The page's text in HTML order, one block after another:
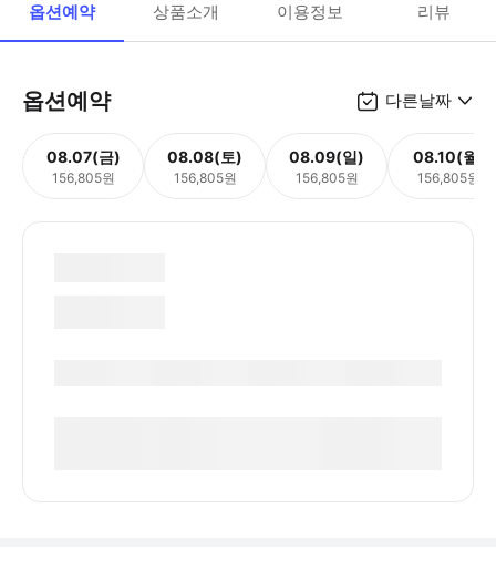
옵션예약 상품소개 이용정보 리뷰
옵션예약 다른날짜
08.07(금)
156,805원
08.08(토)
156,805원
08.09(일)
156,805원
08.10(월)
156,805원